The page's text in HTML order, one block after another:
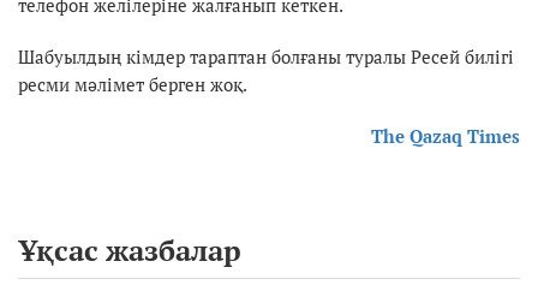
Шабуылдың кімдер тараптан болғаны туралы Ресей билігі
ресми мәлімет берген жоқ.
The Qazaq Times
Ұқсас жазбалар